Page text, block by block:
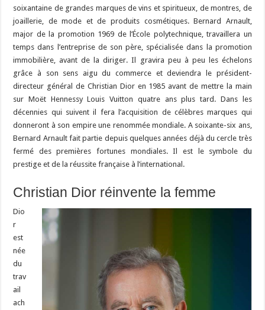
soixantaine de grandes marques de vins et spiritueux, de montres, de
joaillerie, de mode et de produits cosmétiques. Bernard Arnault,
major de la promotion 1969 de l’École polytechnique, travaillera un
temps dans l’entreprise de son père, spécialisée dans la promotion
immobilière, avant de la diriger. Il gravira peu à peu les échelons
grâce à son sens aigu du commerce et deviendra le président-
directeur général de Christian Dior en 1985 avant de mettre la main
sur Moët Hennessy Louis Vuitton quatre ans plus tard. Dans les
décennies qui suivent il fera l’acquisition de célèbres marques qui
donneront à son empire une renommée mondiale. A soixante-six ans,
Bernard Arnault fait partie depuis quelques années déjà du cercle très
fermé des premières fortunes mondiales. Il est le symbole du
prestige et de la réussite française à l’international.
Christian Dior réinvente la femme
Dio
r
est
née
du
trav
ail
ach